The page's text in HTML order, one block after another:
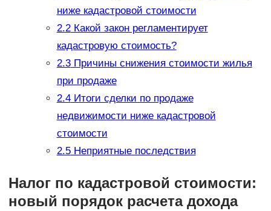
ниже кадастровой стоимости
2.2Какой закон регламентирует
кадастровую стоимость?
2.3Причины снижения стоимости жилья
при продаже
2.4Итоги сделки по продаже
недвижимости ниже кадастровой
стоимости
2.5Неприятные последствия
Налог по кадастровой стоимости:
новый порядок расчета дохода